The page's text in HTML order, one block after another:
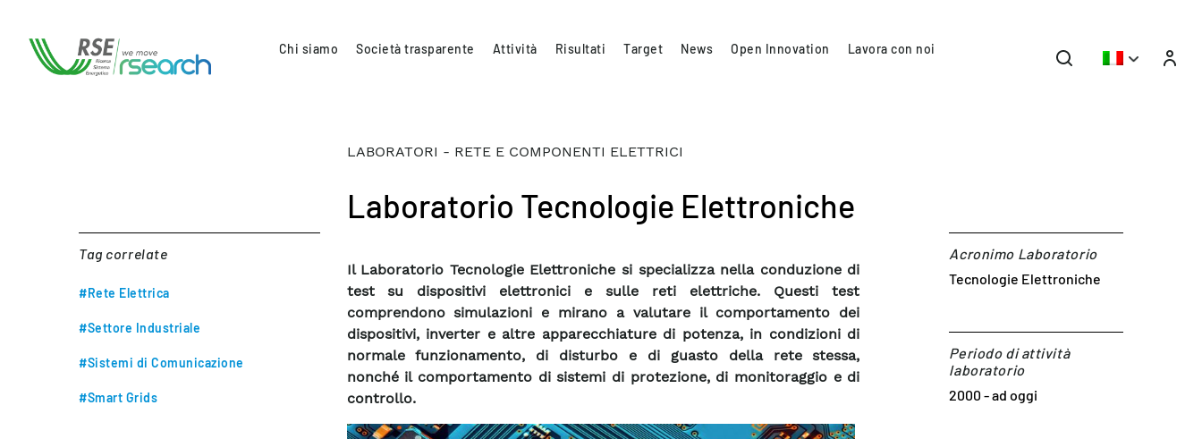
Chi siamo Società trasparente Attività Risultati Target News Open Innovation Lavora con noi
Tag correlate
#Rete Elettrica
#Settore Industriale
#Sistemi di Comunicazione
#Smart Grids
LABORATORI - RETE E COMPONENTI ELETTRICI
Laboratorio Tecnologie Elettroniche
Il Laboratorio Tecnologie Elettroniche si specializza nella conduzione di
test su dispositivi elettronici e sulle reti elettriche. Questi test
comprendono simulazioni e mirano a valutare il comportamento dei
dispositivi, inverter e altre apparecchiature di potenza, in condizioni di
normale funzionamento, di disturbo e di guasto della rete stessa,
nonché il comportamento di sistemi di protezione, di monitoraggio e di
controllo.
Acronimo Laboratorio
Tecnologie Elettroniche
Periodo di attività
laboratorio
2000 - ad oggi